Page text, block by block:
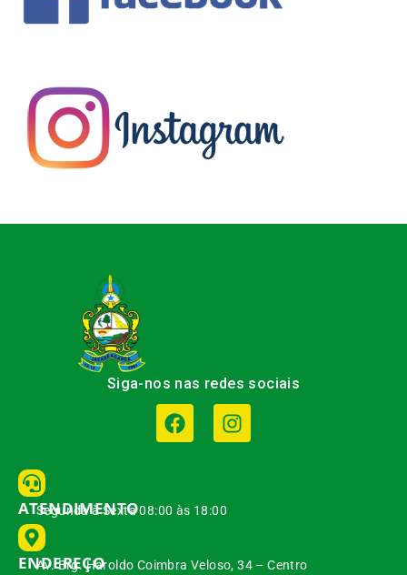
Siga-nos nas redes sociais
ATENDIMENTO
Segunda à Sexta 08:00 às 18:00
ENDEREÇO
Av. Brg. Haroldo Coimbra Veloso, 34 – Centro